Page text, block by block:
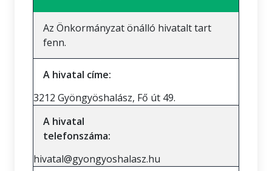
Az Önkormányzat önálló hivatalt tart
fenn.
A hivatal címe:
3212 Gyöngyöshalász, Fő út 49.
A hivatal
telefonszáma:
hivatal@gyongyoshalasz.hu